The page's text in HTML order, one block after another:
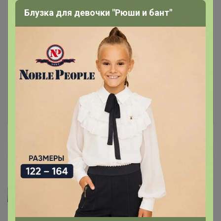
Чтобы написать комментарий необходимо
авторизоваться на сайте!
Это займет меньше минуты
Зарегистрироваться
Блузка для девочки "Рюши и бант"